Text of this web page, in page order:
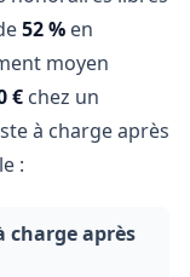
52 % en
moyen
€ chez un
à charge après
:
charge après